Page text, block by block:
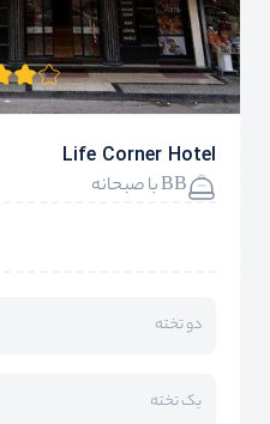
Life Corner Hotel
BB با صبحانه
دو تخته
یک تخته